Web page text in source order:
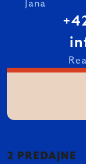
Jana
2 PREDAJNE